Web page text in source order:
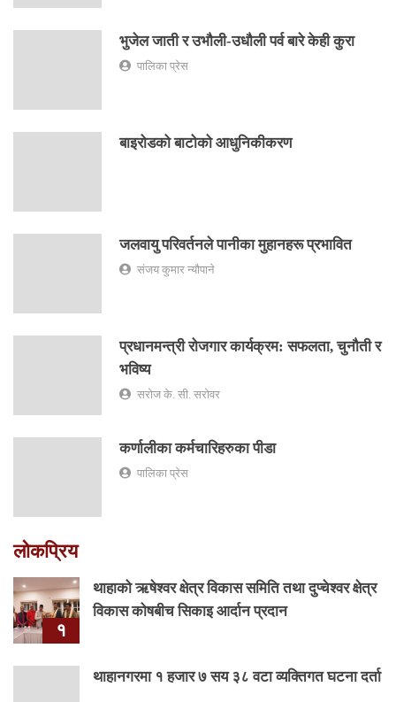
भुजेल जाती र उभौली-उधौली पर्व बारे केही कुरा
पालिका प्रेस
बाइरोडको बाटोको आधुनिकीकरण
जलवायु परिवर्तनले पानीका मुहानहरू प्रभावित
संजय कुमार न्यौपाने
प्रधानमन्त्री रोजगार कार्यक्रम: सफलता, चुनौती र
भविष्य
सरोज के. सी. सरोवर
कर्णालीका कर्मचारिहरुका पीडा
पालिका प्रेस
लोकप्रिय
१
थाहाको ऋषेश्वर क्षेत्र विकास समिति तथा दुप्चेश्वर क्षेत्र
विकास कोषबीच सिकाइ आर्दान प्रदान
थाहानगरमा १ हजार ७ सय ३८ वटा व्यक्तिगत घटना दर्ता